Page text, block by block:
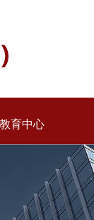
国企发展
教育中心
现任领导